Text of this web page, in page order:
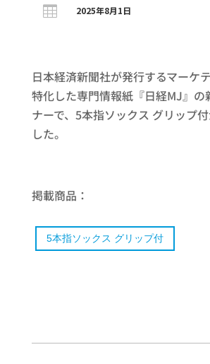
 2025年8月1日
日本経済新聞社が発行するマーケ
特化した専門情報紙『日経MJ』の
ナーで、5本指ソックス グリップ
した。
掲載商品：
5本指ソックス グリップ付